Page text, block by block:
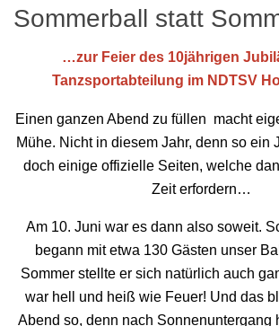
Sommerball statt
…zur Feier des 10jährigen
Tanzsportabteilung im NDTSV
Einen ganzen Abend zu füllen macht
Mühe. Nicht in diesem Jahr, denn so ein
doch einige offizielle Seiten, welche
Zeit erfordern…
Am 10. Juni war es dann also soweit.
begann mit etwa 130 Gästen unser
Sommer stellte er sich natürlich auch
war hell und heiß wie Feuer! Und das
Abend so, denn nach Sonnenuntergang